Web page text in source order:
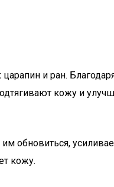
и ран.
кожу и
обновиться,
кожу.